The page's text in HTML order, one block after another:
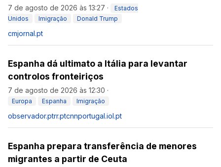
7 de agosto de 2026 às 13:27 ·
Estados
Unidos
Imigração Donald Trump
cmjornal.pt
Espanha dá ultimato a Itália para levantar
controlos fronteiriços
7 de agosto de 2026 às 12:30 ·
Europa Espanha Imigração
observador.ptrr.ptcnnportugal.iol.pt
Espanha prepara transferência de menores
migrantes a partir de Ceuta